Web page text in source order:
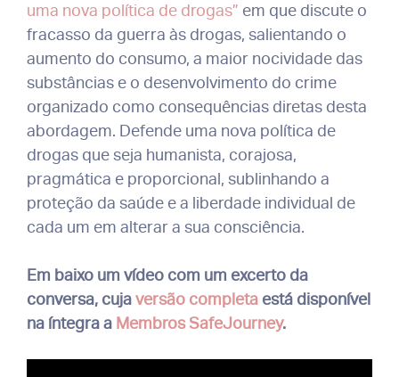
uma nova política de drogas” em que discute o
fracasso da guerra às drogas, salientando o
aumento do consumo, a maior nocividade das
substâncias e o desenvolvimento do crime
organizado como consequências diretas desta
abordagem. Defende uma nova política de
drogas que seja humanista, corajosa,
pragmática e proporcional, sublinhando a
proteção da saúde e a liberdade individual de
cada um em alterar a sua consciência.
Em baixo um vídeo com um excerto da
conversa, cujaversão completa está disponível
na íntegra a Membros SafeJourney.